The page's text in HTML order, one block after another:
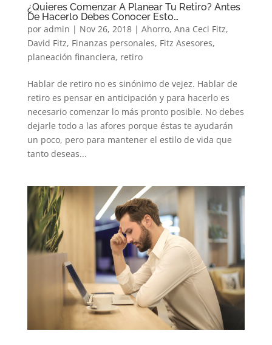
¿Quieres Comenzar A Planear Tu Retiro? Antes
De Hacerlo Debes Conocer Esto…
por admin | Nov 26, 2018| Ahorro, Ana Ceci Fitz,
David Fitz, Finanzas personales, Fitz Asesores,
planeación financiera, retiro
Hablar de retiro no es sinónimo de vejez. Hablar de
retiro es pensar en anticipación y para hacerlo es
necesario comenzar lo más pronto posible. No debes
dejarle todo a las afores porque éstas te ayudarán
un poco, pero para mantener el estilo de vida que
tanto deseas...